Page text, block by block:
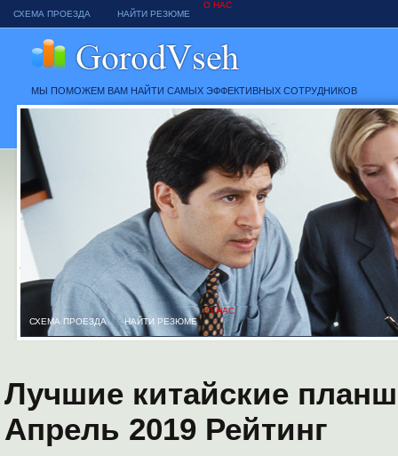
СХЕМА ПРОЕЗДА
О НАС
НАЙТИ РЕЗЮМЕ
МЫ ПОМОЖЕМ ВАМ НАЙТИ САМЫХ ЭФФЕКТИВНЫХ СОТРУДНИКОВ
СХЕМА ПРОЕЗДА
О НАС
НАЙТИ РЕЗЮМЕ
Лучшие китайские
Апрель 2019 Рейтинг